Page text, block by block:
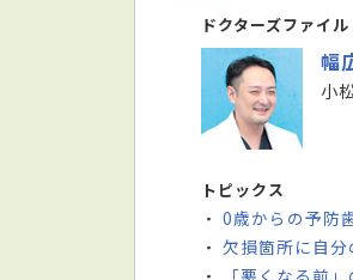
ドクターズファイル
幅
小
トピックス
・0歳からの予防
・欠損箇所に自